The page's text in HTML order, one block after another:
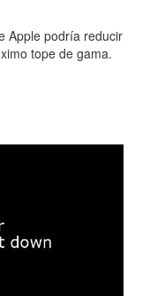
Apple podría reducir
tope de gama.